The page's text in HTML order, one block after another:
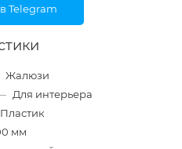
Telegram
Жалюзи
Для интерьера
Пластик
мм